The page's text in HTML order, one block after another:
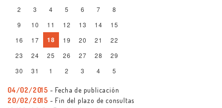
2
3 4 5 6 7
8
9
10 11 12 13 14
15
16
17 18 19 20 21
22
23
24 25 26 27 28
29
30
31 1 2 3 4 5
04/02/2015 - Fecha de publicación
20/02/2015 - Fin del plazo de consultas